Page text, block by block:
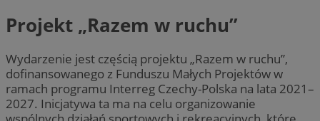
Projekt „Razem w ruchu”
Wydarzenie jest częścią projektu „Razem w ruchu”,
dofinansowanego z Funduszu Małych Projektów w
ramach programu Interreg Czechy-Polska na lata 2021–
2027. Inicjatywa ta ma na celu organizowanie